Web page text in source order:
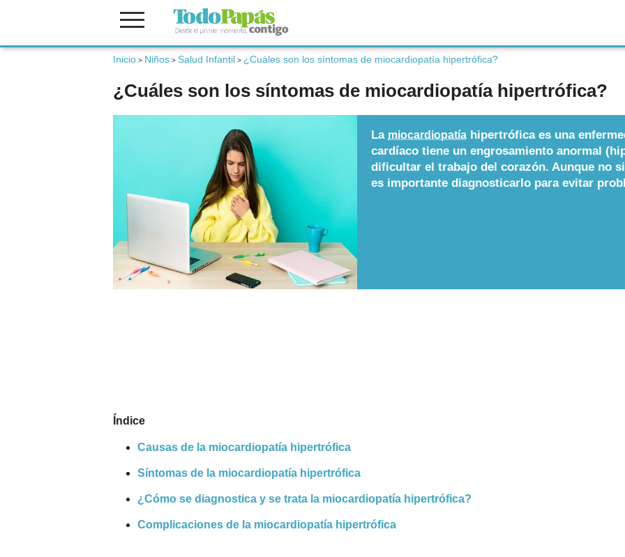
Inicio > Niños > Salud Infantil > ¿Cuáles son los síntomas de miocardiopatía hipertrófica?
¿Cuáles son los síntomas de miocardiopatía hipertrófica?
La miocardiopatía hipertrófica es una
cardíaco tiene un engrosamiento anormal
dificultar el trabajo del corazón. Aunque no
es importante diagnosticarlo para evitar
Índice
Causas de la miocardiopatía hipertrófica
Síntomas de la miocardiopatía hipertrófica
¿Cómo se diagnostica y se trata la miocardiopatía hipertrófica?
Complicaciones de la miocardiopatía hipertrófica